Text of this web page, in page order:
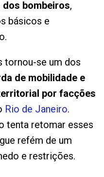
bombeiros,
básicos e
tornou-se um dos
de mobilidade e
por facções
Rio de Janeiro.
tenta retomar esses
refém de um
e restrições.